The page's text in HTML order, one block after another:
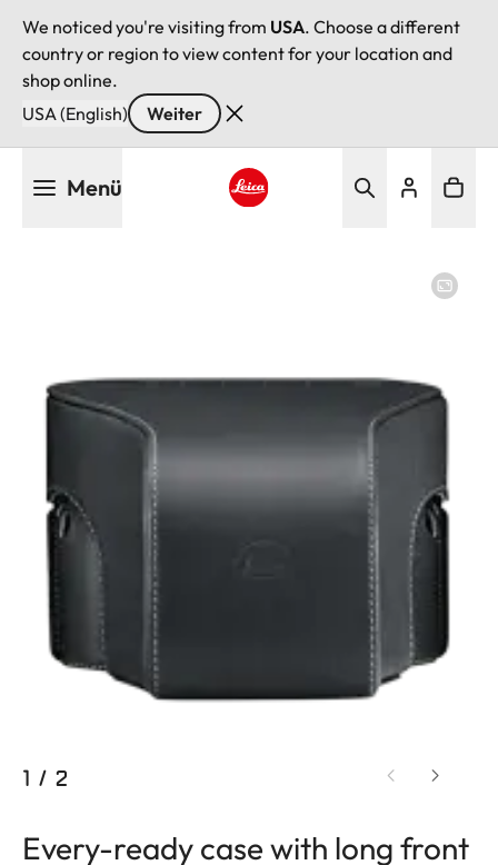
We noticed you're visiting from USA. Choose a different
country or region to view content for your location and
shop online.
USA (English)
Weiter
Menü
1 / 2
Every-ready case with long front